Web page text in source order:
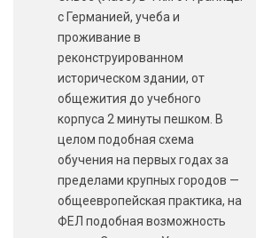
с Германией, учеба и
проживание в
реконструированном
историческом здании, от
общежития до учебного
корпуса 2 минуты пешком. В
целом подобная схема
обучения на первых годах за
пределами крупных городов —
общеевропейская практика, на
ФЕЛ подобная возможность